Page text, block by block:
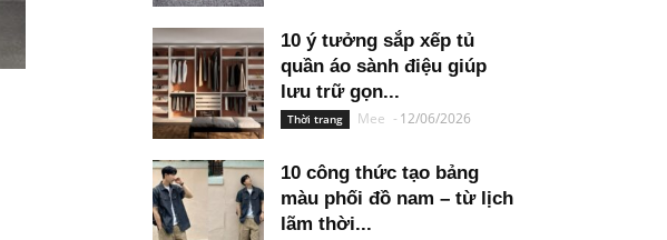
10 ý tưởng sắp xếp tủ
quần áo sành điệu giúp
lưu trữ gọn...
Thời trang Mee - 12/06/2026
10 công thức tạo bảng
màu phối đồ nam – từ lịch
lãm thời...